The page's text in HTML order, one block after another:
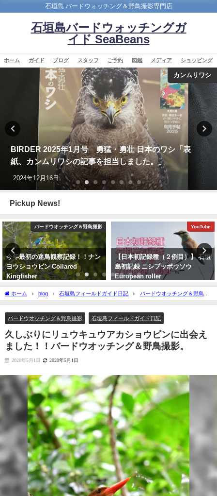
石垣島 バードウォッチング＆野鳥撮影専門店
石垣島バードウォッチングガ
イド SeaBeans
ホーム ガイド ブログ スタッフ ご予約 図鑑 メディア ショッピング
カンムリワシ
BIRDER 2025年1月号 勇猛・勇壮 日本のワシ「表
紙、カンムリワシの記事を担当しました。」
2024年12月16日
Pickup News!
バードウオッチング＆野鳥撮影
今年最初の迷鳥観察記録！！ナン
ヨウショウビン Collared
Kingfisher
YouTube
【日本初記録種（２例目）】 石垣
島初記録 ニシブッポウソウ
European roller
ホーム blog 石垣島フィールドガイド日記
バードウオッチング＆野鳥撮
影
久しぶりにリュウキュウアカショウビンに出会えました！！バードウオッチン
バードウオッチング＆野鳥撮影
石垣島フィールドガイド日記
久しぶりにリュウキュウアカショウビンに出会え
ました！！バードウオッチング＆野鳥撮影。
2020年5月1日 2020年5月1日